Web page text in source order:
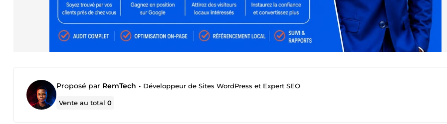
Proposé par RemTech • Développeur de Sites WordPress et Expert SEO
Vente au total0